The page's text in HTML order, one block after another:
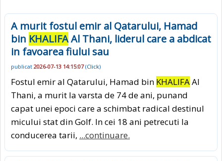
A murit fostul emir al Qatarului, Hamad
bin KHALIFAAl Thani, liderul care a abdicat
in favoarea fiului sau
publicat 2026-07-13 14:15:07(Click)
Fostul emir al Qatarului, Hamad bin KHALIFAAl
Thani, a murit la varsta de 74 de ani, punand
capat unei epoci care a schimbat radical destinul
micului stat din Golf. In cei 18 ani petrecuti la
conducerea tarii, ...continuare.